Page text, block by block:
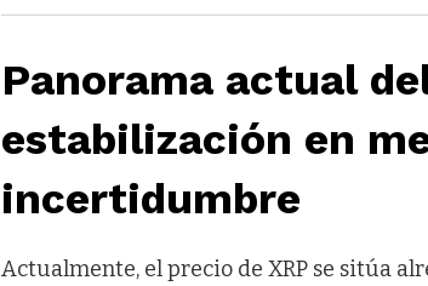
Panorama actual
estabilización en
incertidumbre
Actualmente, el precio de XRP se sitúa